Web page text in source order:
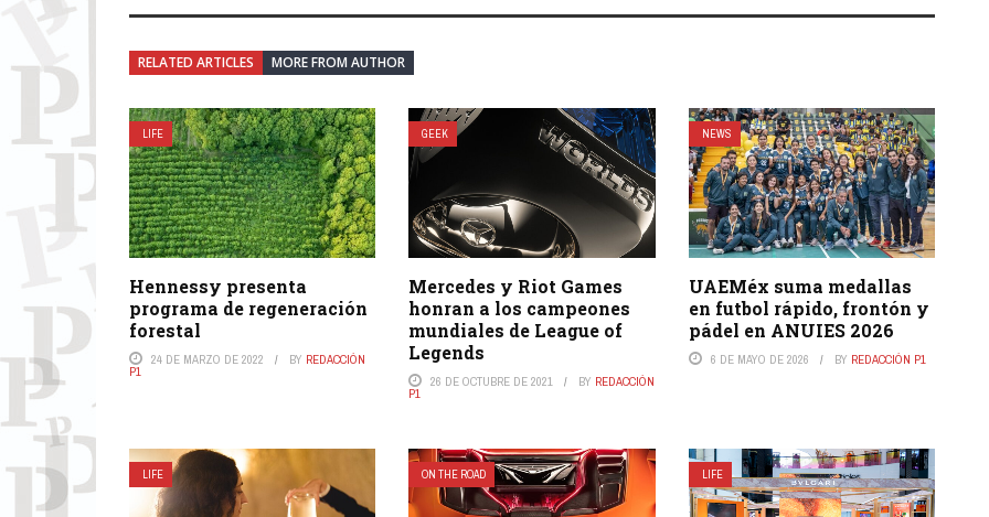
RELATED ARTICLES MORE FROM AUTHOR
LIFE
Hennessy presenta
programa de regeneración
forestal
24 DE MARZO DE 2022 BY REDACCIÓN
P1
GEEK
Mercedes y Riot Games
honran a los campeones
mundiales de League of
Legends
26 DE OCTUBRE DE 2021 BY REDACCIÓN
P1
NEWS
UAEMéx suma medallas
en futbol rápido, frontón y
pádel en ANUIES 2026
6 DE MAYO DE 2026 BY REDACCIÓN P1
LIFE ON THE ROAD LIFE